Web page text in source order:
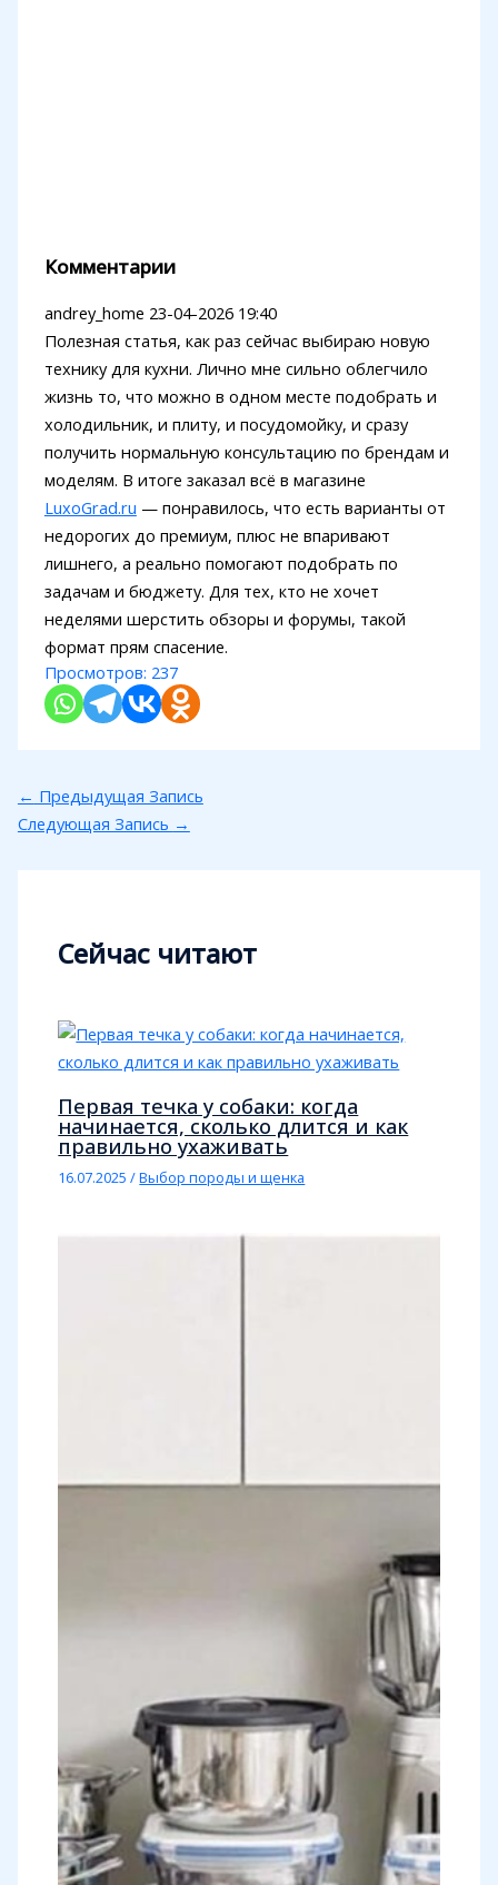
Комментарии
andrey_home 23-04-2026 19:40
Полезная статья, как раз сейчас выбираю новую
технику для кухни. Лично мне сильно облегчило
жизнь то, что можно в одном месте подобрать и
холодильник, и плиту, и посудомойку, и сразу
получить нормальную консультацию по брендам и
моделям. В итоге заказал всё в магазине
LuxoGrad.ru — понравилось, что есть варианты от
недорогих до премиум, плюс не впаривают
лишнего, а реально помогают подобрать по
задачам и бюджету. Для тех, кто не хочет
неделями шерстить обзоры и форумы, такой
формат прям спасение.
Просмотров: 237
← Предыдущая Запись
Следующая Запись →
Сейчас читают
Первая течка у собаки: когда
начинается, сколько длится и как
правильно ухаживать
16.07.2025/Выбор породы и щенка